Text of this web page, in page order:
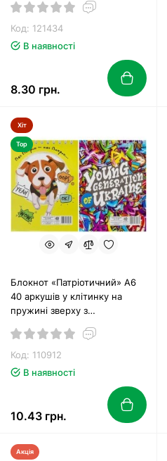
Код: 121434
В наявності
8.30 грн.
Хіт
Top
Блокнот «Патріотичний» А6
40 аркушів у клітинку на
пружині зверху з
ТМ Апельсин
Код: 110912
В наявності
10.43 грн.
Акція